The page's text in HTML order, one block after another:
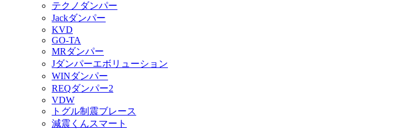
テクノダンパー
Jackダンパー
KVD
GO-TA
MRダンパー
Jダンパーエボリューション
WINダンパー
REQダンパー2
VDW
トグル制震ブレース
減震くんスマート